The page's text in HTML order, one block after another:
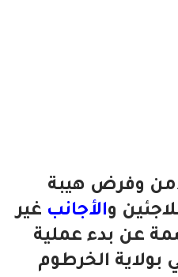
وفرض هيبة
والأجانب غير
عن بدء عملية
بولاية الخرطوم